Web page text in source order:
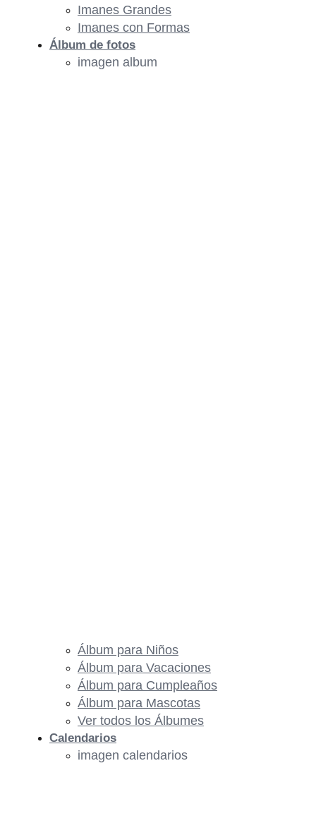
Imanes Grandes
Imanes con Formas
Álbum de fotos
imagen album
Álbum para Niños
Álbum para Vacaciones
Álbum para Cumpleaños
Álbum para Mascotas
Ver todos los Álbumes
Calendarios
imagen calendarios